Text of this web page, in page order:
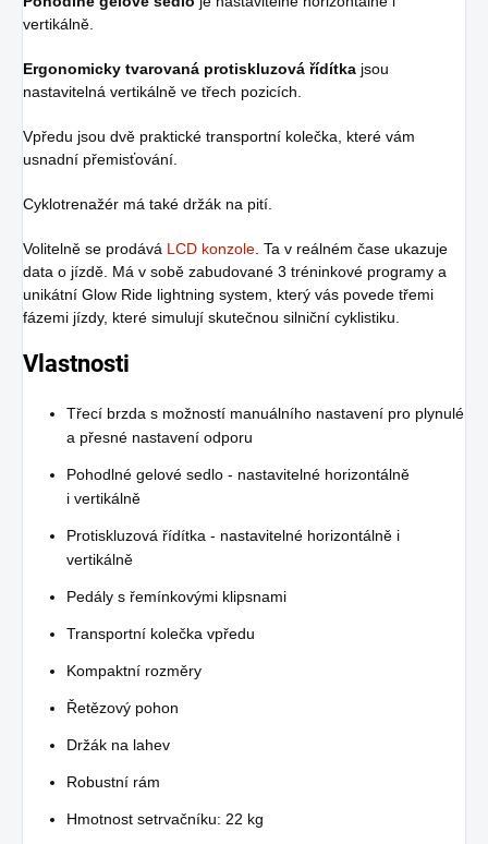
vertikálně.
Ergonomicky tvarovaná protiskluzová řídítka jsou
nastavitelná vertikálně ve třech pozicích.
Vpředu jsou dvě praktické transportní kolečka, které vám
usnadní přemisťování.
Cyklotrenažér má také držák na pití.
Volitelně se prodává LCD konzole . Ta v reálném čase ukazuje
data o jízdě. Má v sobě zabudované 3 tréninkové programy a
unikátní Glow Ride lightning system, který vás povede třemi
fázemi jízdy, které simulují skutečnou silniční cyklistiku.
Vlastnosti
Třecí brzda s možností manuálního nastavení pro plynulé
a přesné nastavení odporu
Pohodlné gelové sedlo - nastavitelné horizontálně
i vertikálně
Protiskluzová řídítka - nastavitelné horizontálně i
vertikálně
Pedály s řemínkovými klipsnami
Transportní kolečka vpředu
Kompaktní rozměry
Řetězový pohon
Držák na lahev
Robustní rám
Hmotnost setrvačníku: 22 kg